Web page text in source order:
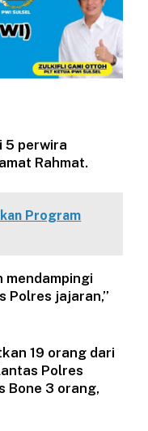
5 perwira
Rahmat.
Program
Polres jajaran,”
19 orang dari
Polres
Bone 3 orang,